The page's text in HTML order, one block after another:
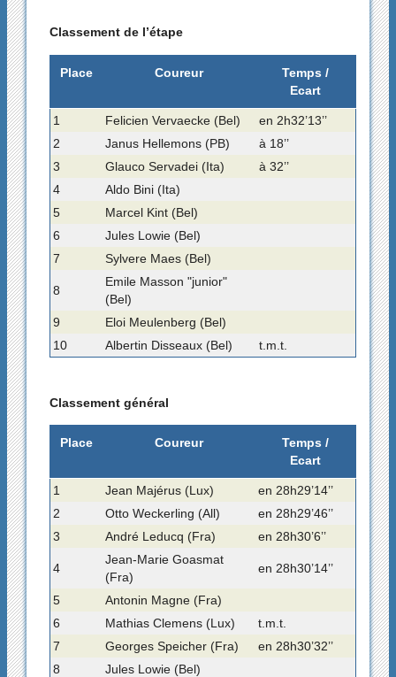
Classement de l’étape
Place Coureur
Temps /
Ecart
1 Felicien Vervaecke (Bel)
en 2h32’13’’
2
Janus Hellemons (PB)
à 18’’
3
Glauco Servadei (Ita)
à 32’’
4
Aldo Bini (Ita)
5
Marcel Kint (Bel)
6
Jules Lowie (Bel)
7
Sylvere Maes (Bel)
8
Emile Masson "junior"
(Bel)
9
Eloi Meulenberg (Bel)
10
Albertin Disseaux (Bel) t.m.t.
Classement général
Place Coureur
Temps /
Ecart
1 Jean Majérus (Lux)
en 28h29’14’’
2
Otto Weckerling (All)
en 28h29’46’’
3
André Leducq (Fra) en 28h30’6’’
4
Jean-Marie Goasmat
(Fra)
en 28h30’14’’
5
Antonin Magne (Fra)
6
Mathias Clemens (Lux)
t.m.t.
7
Georges Speicher (Fra)
en 28h30’32’’
8
Jules Lowie (Bel)